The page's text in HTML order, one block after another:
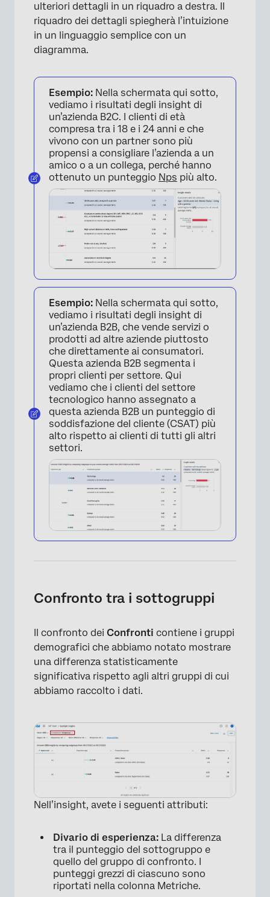
×
ulteriori dettagli in un riquadro a destra. Il
riquadro dei dettagli spiegherà l’intuizione
in un linguaggio semplice con un
diagramma.
Esempio: Nella schermata qui sotto,
vediamo i risultati degli insight di
un’azienda B2C. I clienti di età
compresa tra i 18 e i 24 anni e che
vivono con un partner sono più
propensi a consigliare l’azienda a un
amico o a un collega, perché hanno
ottenuto un punteggio Nps più alto.
×
Esempio: Nella schermata qui sotto,
vediamo i risultati degli insight di
un’azienda B2B, che vende servizi o
prodotti ad altre aziende piuttosto
che direttamente ai consumatori.
Questa azienda B2B segmenta i
propri clienti per settore. Qui
vediamo che i clienti del settore
tecnologico hanno assegnato a
questa azienda B2B un punteggio di
soddisfazione del cliente (CSAT) più
alto rispetto ai clienti di tutti gli altri
settori.
Confronto tra i sottogruppi
Il confronto dei Confronti contiene i gruppi
demografici che abbiamo notato mostrare
una differenza statisticamente
significativa rispetto agli altri gruppi di cui
abbiamo raccolto i dati.
Nell’insight, avete i seguenti attributi:
Divario di esperienza: La differenza
tra il punteggio del sottogruppo e
quello del gruppo di confronto. I
punteggi grezzi di ciascuno sono
riportati nella colonna Metriche.